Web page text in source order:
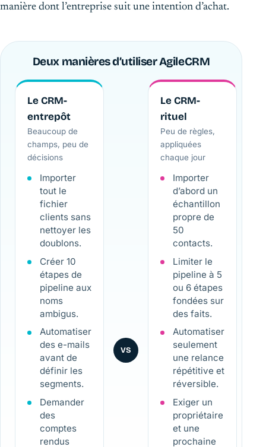
manière dont l’entreprise suit une intention d’achat.
Deux manières d’utiliser AgileCRM
Le CRM-
entrepôt
Beaucoup de
champs, peu de
décisions
Importer
tout le
fichier
clients sans
nettoyer les
doublons.
Créer 10
étapes de
pipeline aux
noms
ambigus.
Automatiser
des e-mails
avant de
définir les
segments.
Demander
des
comptes
rendus
VS
Le CRM-
rituel
Peu de règles,
appliquées
chaque jour
Importer
d’abord un
échantillon
propre de
50
contacts.
Limiter le
pipeline à 5
ou 6 étapes
fondées sur
des faits.
Automatiser
seulement
une relance
répétitive et
réversible.
Exiger un
propriétaire
et une
prochaine